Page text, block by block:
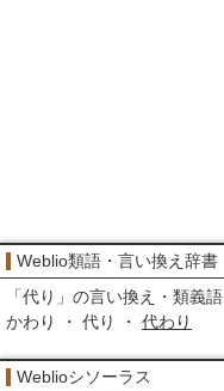
Weblio類語・言い換え辞書
「代り 」の言い換え・類義語
かわり ・ 代り ・ 代わり
Weblioシソーラス